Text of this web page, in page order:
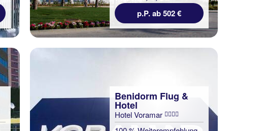
p.P. ab 502 €
Benidorm Flug &
Hotel
Hotel Voramar